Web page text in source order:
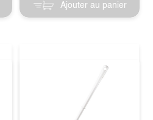
Ajouter au panier